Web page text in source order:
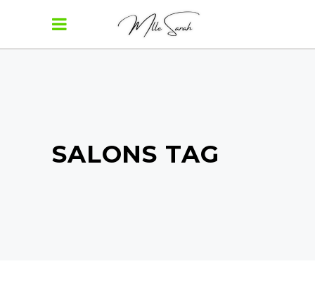
SALONS TAG